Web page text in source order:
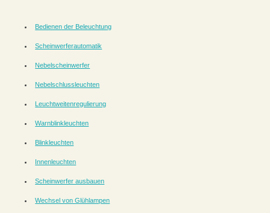
Bedienen der Beleuchtung
Scheinwerferautomatik
Nebelscheinwerfer
Nebelschlussleuchten
Leuchtweitenregulierung
Warnblinkleuchten
Blinkleuchten
Innenleuchten
Scheinwerfer ausbauen
Wechsel von Glühlampen